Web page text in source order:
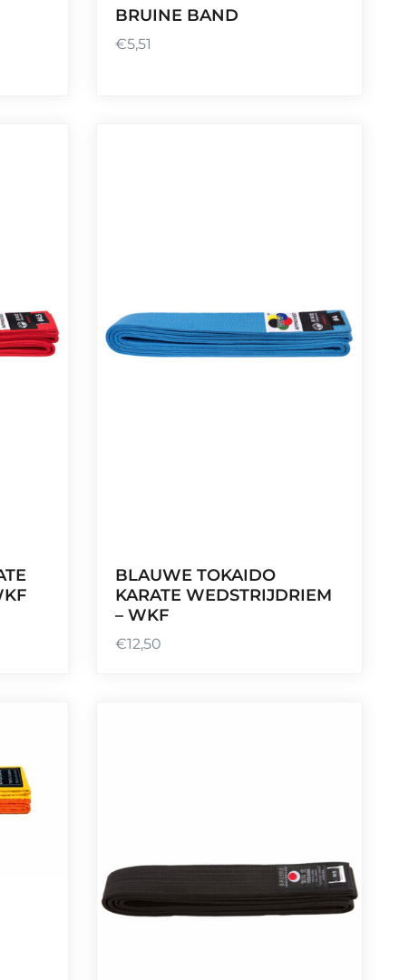
BRUINE BAND
€5,51
BLAUWE TOKAIDO
KARATE WEDSTRIJDRIEM
– WKF
€12,50